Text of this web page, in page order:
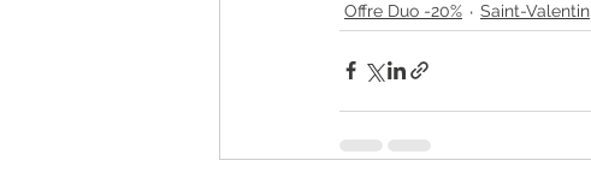
Offre Duo -20%
Saint-Valentin